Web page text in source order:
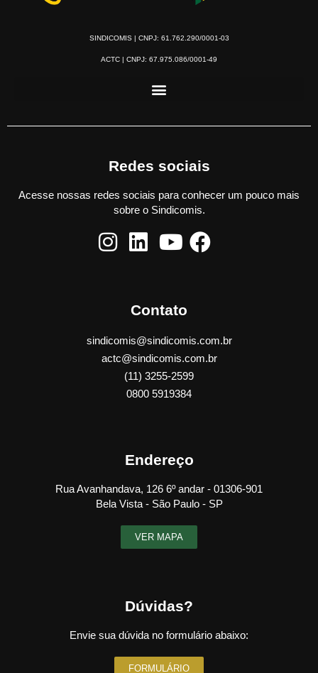
SINDICOMIS | CNPJ: 61.762.290/0001-03
ACTC | CNPJ: 67.975.086/0001-49
Redes sociais
Acesse nossas redes sociais para conhecer um pouco mais
sobre o Sindicomis.
Contato
sindicomis@sindicomis.com.br
actc@sindicomis.com.br
(11) 3255-2599
0800 5919384
Endereço
Rua Avanhandava, 126 6º andar - 01306-901
Bela Vista - São Paulo - SP
VER MAPA
Dúvidas?
Envie sua dúvida no formulário abaixo:
FORMULÁRIO